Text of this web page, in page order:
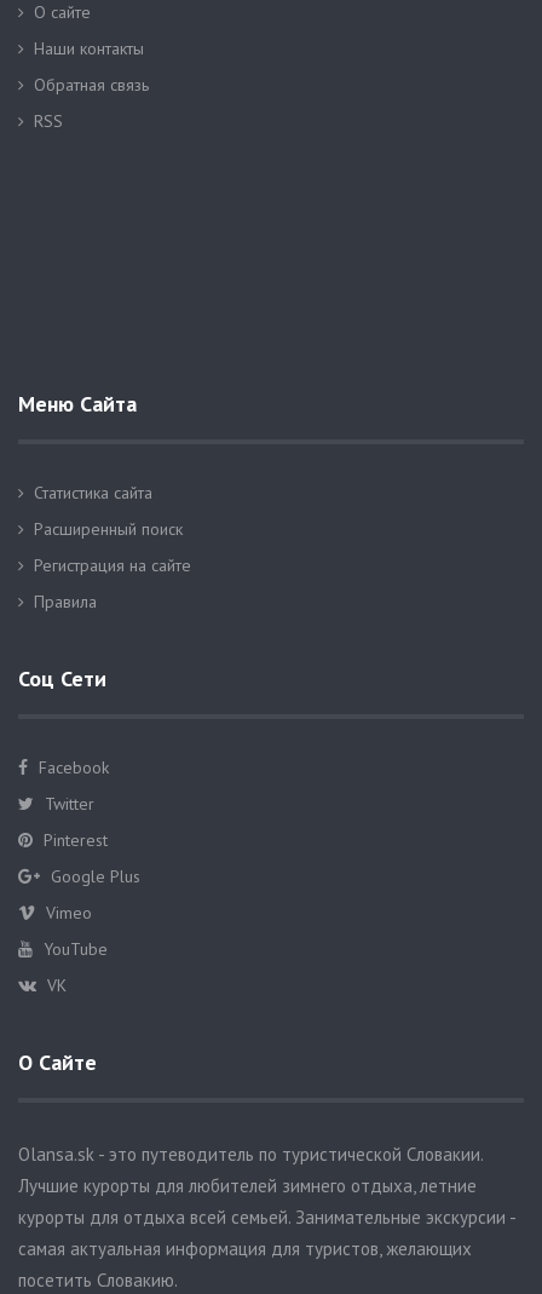
О сайте
Наши контакты
Обратная связь
RSS
Меню Сайта
Статистика сайта
Расширенный поиск
Регистрация на сайте
Правила
Соц Сети
Facebook
Twitter
Pinterest
Google Plus
Vimeo
YouTube
VK
О Сайте
Olansa.sk - это путеводитель по туристической Словакии.
Лучшие курорты для любителей зимнего отдыха, летние
курорты для отдыха всей семьей. Занимательные экскурсии -
самая актуальная информация для туристов, желающих
посетить Словакию.